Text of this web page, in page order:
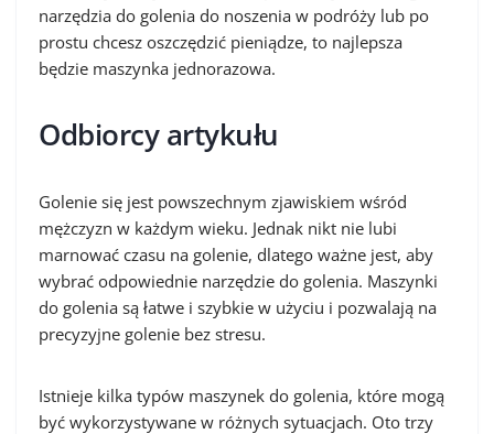
narzędzia do golenia do noszenia w podróży lub po
prostu chcesz oszczędzić pieniądze, to najlepsza
będzie maszynka jednorazowa.
Odbiorcy artykułu
Golenie się jest powszechnym zjawiskiem wśród
mężczyzn w każdym wieku. Jednak nikt nie lubi
marnować czasu na golenie, dlatego ważne jest, aby
wybrać odpowiednie narzędzie do golenia. Maszynki
do golenia są łatwe i szybkie w użyciu i pozwalają na
precyzyjne golenie bez stresu.
Istnieje kilka typów maszynek do golenia, które mogą
być wykorzystywane w różnych sytuacjach. Oto trzy